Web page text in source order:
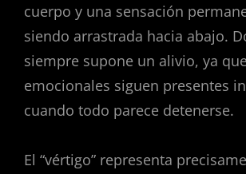
cuerpo y una sensación
siendo arrastrada hacia abajo.
siempre supone un alivio, ya
emocionales siguen presentes
cuando todo parece detenerse.
El “vértigo” representa